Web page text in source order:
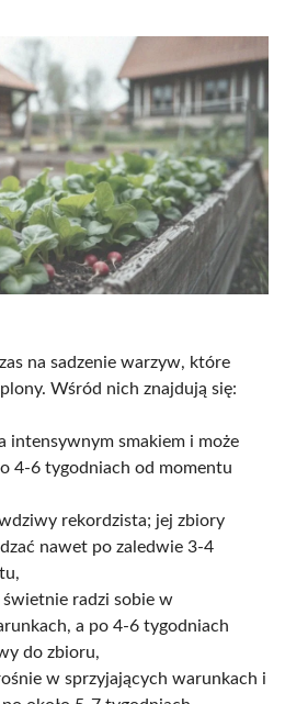
na sadzenie warzyw, które
Wśród nich znajdują się:
intensywnym smakiem i może
4-6 tygodniach od momentu
rekordzista; jej zbiory
nawet po zaledwie 3-4
świetnie radzi sobie w
a po 4-6 tygodniach
do zbioru,
w sprzyjających warunkach i